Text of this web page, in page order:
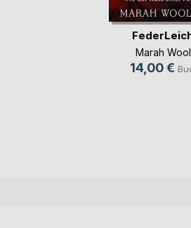
Marah
14,00 €